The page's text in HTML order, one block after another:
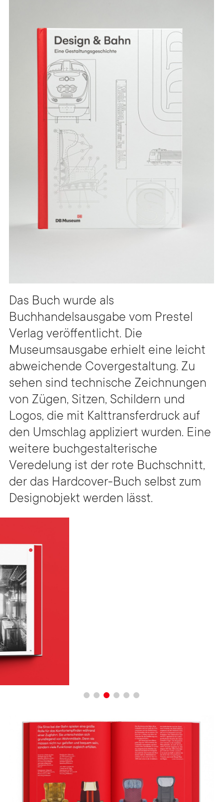
Das Buch wurde als
Buchhandelsausgabe vom Prestel
Verlag veröffentlicht. Die
Museumsausgabe erhielt eine leicht
abweichende Covergestaltung. Zu
sehen sind technische Zeichnungen
von Zügen, Sitzen, Schildern und
Logos, die mit Kalttransferdruck auf
den Umschlag appliziert wurden. Eine
weitere buchgestalterische
Veredelung ist der rote Buchschnitt,
der das Hardcover-Buch selbst zum
Designobjekt werden lässt.